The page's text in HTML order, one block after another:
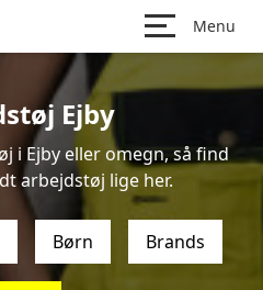
Menu
Ejby
i Ejby eller omegn, så find
arbejdstøj lige her.
Børn Brands